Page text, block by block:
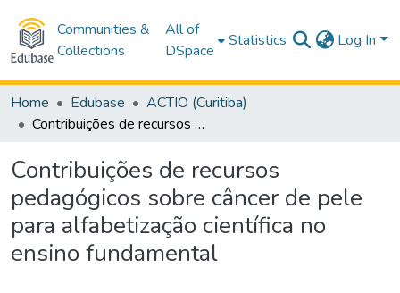
Communities &
Collections
All of
DSpace
Statistics Log In
Home Edubase
ACTIO (Curitiba)
Contribuições de recursos pedagógicos sobre câncer de pele para alfabetização científica no ensino fundamental
Contribuições de recursos
pedagógicos sobre câncer de pele
para alfabetização científica no
ensino fundamental